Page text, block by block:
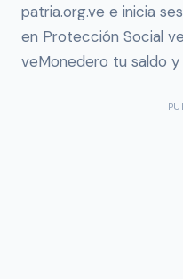
patria.org.ve e inicia
en Protección Social
veMonedero tu saldo y